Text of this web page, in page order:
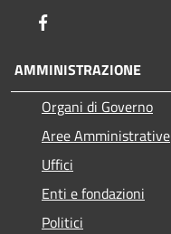
AMMINISTRAZIONE
Organi di Governo
Aree Amministrative
Uffici
Enti e fondazioni
Politici